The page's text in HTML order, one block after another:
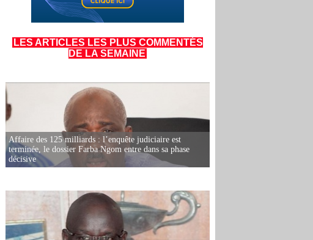
LES ARTICLES LES PLUS COMMENTÉS
DE LA SEMAINE
Affaire des 125 milliards : l’enquête judiciaire est
terminée, le dossier Farba Ngom entre dans sa phase
décisive